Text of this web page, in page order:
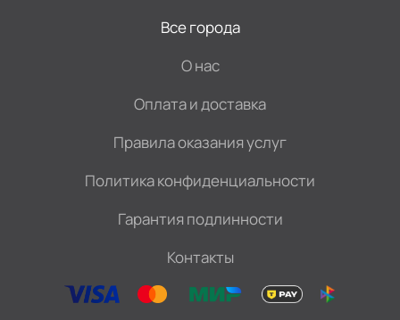
Все города
О нас
Оплата и доставка
Правила оказания услуг
Политика конфиденциальности
Гарантия подлинности
Контакты